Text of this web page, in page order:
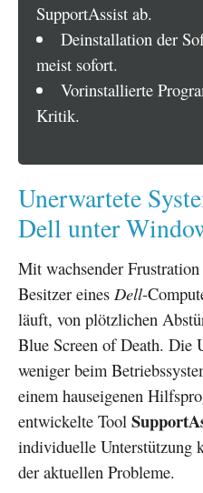
SupportAssist ab.
Deinstallation der
meist sofort.
Vorinstallierte
Kritik.
Unerwartete
Dell unter
Mit wachsender
Besitzer eines Dell-
läuft, von plötzlichen
Blue Screen of Death. Die
weniger beim
einem hauseigenen
entwickelte Tool
individuelle Unterstützung
der aktuellen Probleme.